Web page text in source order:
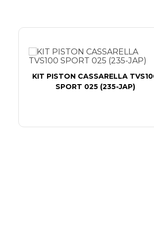
KIT PISTON CASSARELLA
SPORT 025 (235-JAP)